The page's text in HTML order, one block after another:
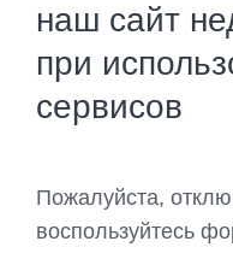
наш сайт
при
сервисов
Пожалуйста,
воспользуйтесь